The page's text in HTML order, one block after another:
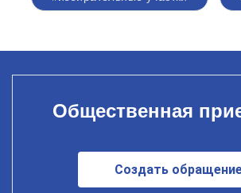
Общественная
Создать